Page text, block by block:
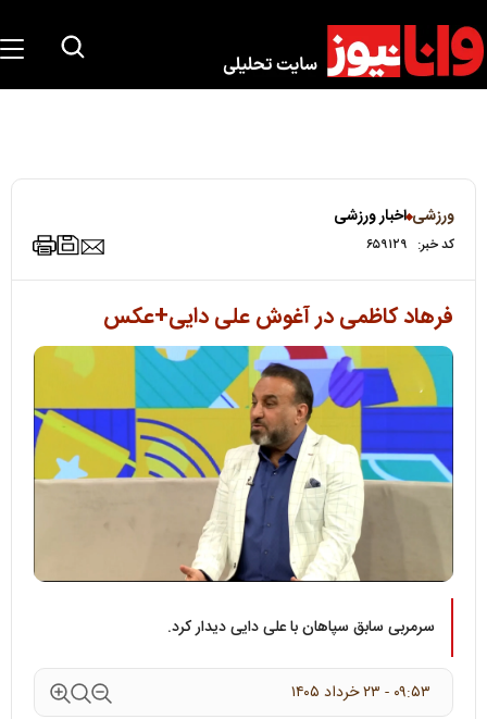
ورزشی اخبار ورزشی
کد خبر: ۶۵۹۱۲۹
فرهاد کاظمی در آغوش علی دایی+عکس
سرمربی سابق سپاهان با علی دایی دیدار کرد.
۰۹:۵۳ - ۲۳ خرداد ۱۴۰۵